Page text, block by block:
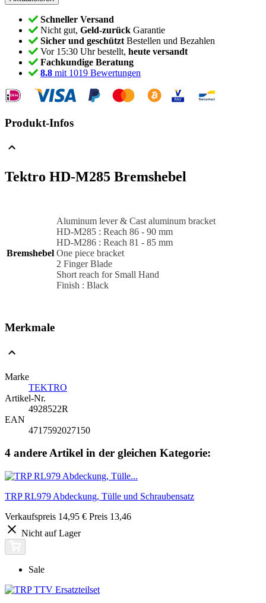
Schneller Versand
Nicht gut, Geld-zurückGarantie
Sicher und geschütztBestellen und Bezahlen
Vor 15:30 Uhr bestellt, heute versandt
Fachkundige Beratung
8.8mit 1019 Bewertungen
Produkt-Infos
Tektro HD-M285 Bremshebel
Bremshebel
Aluminum lever & Cast aluminum bracket
HD-M285 : Reach 86 - 90 mm
HD-M286 : Reach 81 - 85 mm
One piece bracket
2 Finger Blade
Short reach for Small Hand
Finish : Black
Merkmale
Marke
TEKTRO
Artikel-Nr.
4928522R
EAN
4717592027150
4 andere Artikel in der gleichen Kategorie:
TRP RL979 Abdeckung, Tülle und Schraubensatz
Verkaufspreis 14,95 € Preis 13,46
Nicht auf Lager
Sale